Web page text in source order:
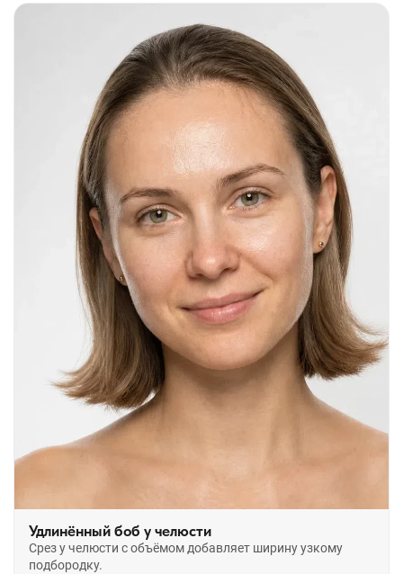
Удлинённый боб у челюсти
Срез у челюсти с объёмом добавляет ширину узкому
подбородку.